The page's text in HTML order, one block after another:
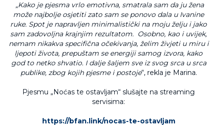
„Kako je pjesma vrlo emotivna, smatrala sam da ju žena
može najbolje osjetiti zato sam se ponovo dala u Ivanine
ruke. Spot je napravljen minimalistički na moju želju i jako
sam zadovoljna krajnjim rezultatom. Osobno, kao i uvijek,
nemam nikakva specifična očekivanja, želim živjeti u miru i
ljepoti života, prepuštam se energiji samog izvora, kako
god to netko shvatio. I dalje šaljem sve iz svog srca u srca
publike, zbog kojih pjesme i postoje“, rekla je Marina.
Pjesmu „Noćas te ostavljam“ slušajte na streaming
servisima:
https://bfan.link/nocas-te-ostavljam